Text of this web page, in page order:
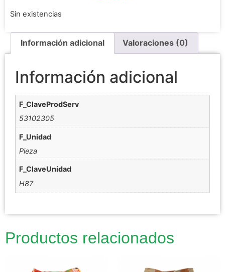
Sin existencias
Información adicional Valoraciones (0)
Información adicional
F_ClaveProdServ
53102305
F_Unidad
Pieza
F_ClaveUnidad
H87
Productos relacionados